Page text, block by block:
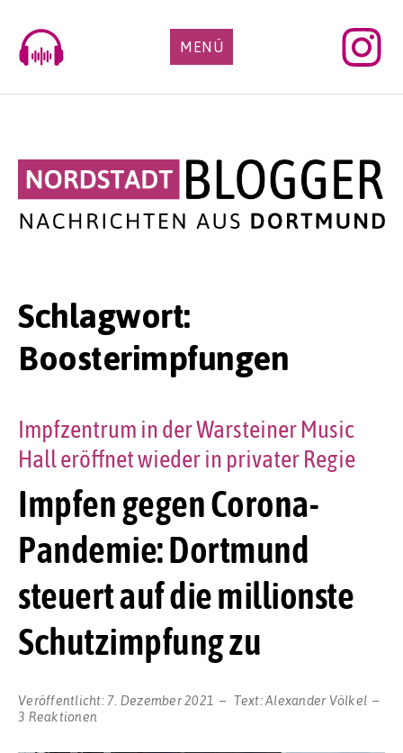
content
MENÜ
Schlagwort:
Boosterimpfungen
Impfen gegen Corona-
Pandemie: Dortmund
steuert auf die millionste
Schutzimpfung zu
Impfzentrum in der Warsteiner Music
Hall eröffnet wieder in privater Regie
Veröffentlicht: 7. Dezember 2021 Text:Alexander Völkel
3 Reaktionen